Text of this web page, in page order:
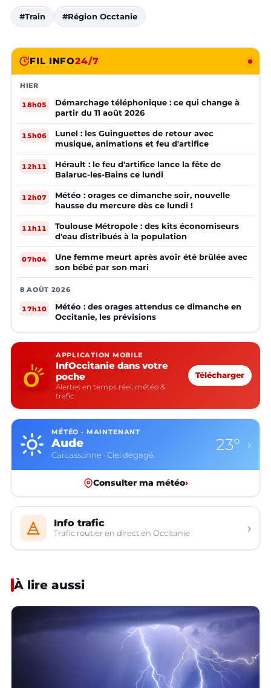
#Train #Région Occtanie
FIL INFO24/7
HIER
18h05
Démarchage téléphonique : ce qui change à
partir du 11 août 2026
15h06
Lunel : les Guinguettes de retour avec
musique, animations et feu d'artifice
12h11
Hérault : le feu d'artifice lance la fête de
Balaruc-les-Bains ce lundi
12h07
Météo : orages ce dimanche soir, nouvelle
hausse du mercure dès ce lundi !
11h11
Toulouse Métropole : des kits économiseurs
d'eau distribués à la population
07h04
Une femme meurt après avoir été brûlée avec
son bébé par son mari
8 AOÛT 2026
17h10
Météo : des orages attendus ce dimanche en
Occitanie, les prévisions
APPLICATION MOBILE
InfOccitanie dans votre
poche
Alertes en temps réel, météo &
trafic
Télécharger
MÉTÉO · MAINTENANT
Aude
Carcassonne · Ciel dégagé
23° ›
Consulter ma météo›
Info trafic
Trafic routier en direct en Occitanie ›
À lire aussi